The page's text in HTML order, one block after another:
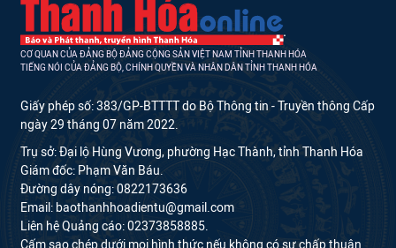
CƠ QUAN CỦA ĐẢNG BỘ ĐẢNG CỘNG SẢN VIỆT NAM TỈNH THANH HÓA
TIẾNG NÓI CỦA ĐẢNG BỘ, CHÍNH QUYỀN VÀ NHÂN DÂN TỈNH THANH HÓA
Giấy phép số: 383/GP-BTTTT do Bộ Thông tin - Truyền thông Cấp
ngày 29 tháng 07 năm 2022.
Trụ sở: Đại lộ Hùng Vương, phường Hạc Thành, tỉnh Thanh Hóa
Giám đốc: Phạm Văn Báu.
Đường dây nóng: 0822173636
Email: baothanhhoadientu@gmail.com
Liên hệ Quảng cáo: 02373858885.
Cấm sao chép dưới mọi hình thức nếu không có sự chấp thuận